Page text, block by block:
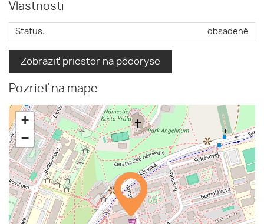
Vlastnosti
Status: obsadené
Zobraziť priestor na pôdoryse
Pozrieť na mape
+
−